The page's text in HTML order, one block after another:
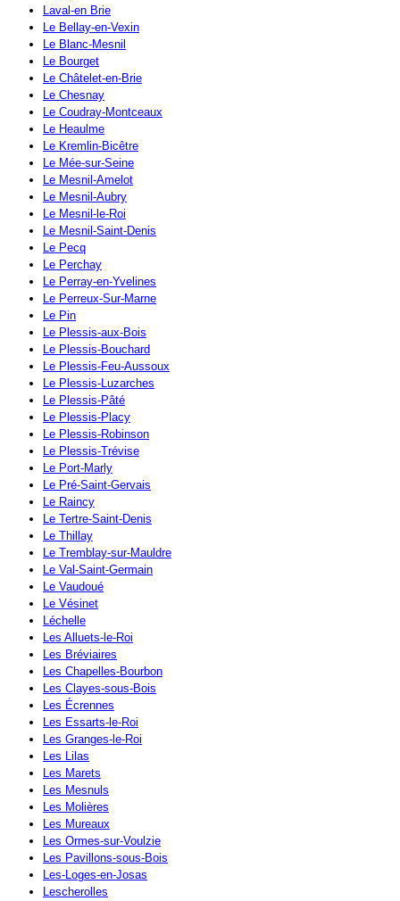
Laval-en Brie
Le Bellay-en-Vexin
Le Blanc-Mesnil
Le Bourget
Le Châtelet-en-Brie
Le Chesnay
Le Coudray-Montceaux
Le Heaulme
Le Kremlin-Bicêtre
Le Mée-sur-Seine
Le Mesnil-Amelot
Le Mesnil-Aubry
Le Mesnil-le-Roi
Le Mesnil-Saint-Denis
Le Pecq
Le Perchay
Le Perray-en-Yvelines
Le Perreux-Sur-Marne
Le Pin
Le Plessis-aux-Bois
Le Plessis-Bouchard
Le Plessis-Feu-Aussoux
Le Plessis-Luzarches
Le Plessis-Pâté
Le Plessis-Placy
Le Plessis-Robinson
Le Plessis-Trévise
Le Port-Marly
Le Pré-Saint-Gervais
Le Raincy
Le Tertre-Saint-Denis
Le Thillay
Le Tremblay-sur-Mauldre
Le Val-Saint-Germain
Le Vaudoué
Le Vésinet
Léchelle
Les Alluets-le-Roi
Les Bréviaires
Les Chapelles-Bourbon
Les Clayes-sous-Bois
Les Écrennes
Les Essarts-le-Roi
Les Granges-le-Roi
Les Lilas
Les Marets
Les Mesnuls
Les Molières
Les Mureaux
Les Ormes-sur-Voulzie
Les Pavillons-sous-Bois
Les-Loges-en-Josas
Lescherolles